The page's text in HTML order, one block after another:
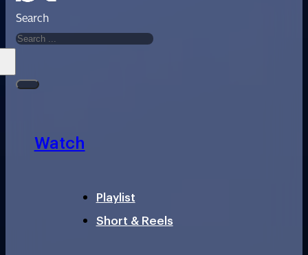
Search
Watch
Playlist
Short & Reels